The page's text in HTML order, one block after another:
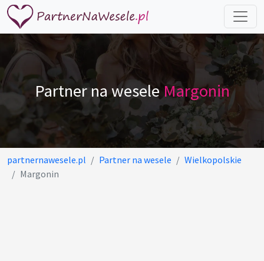
Partner na wesele Margonin
partnernawesele.pl Partner na wesele
Wielkopolskie
Margonin